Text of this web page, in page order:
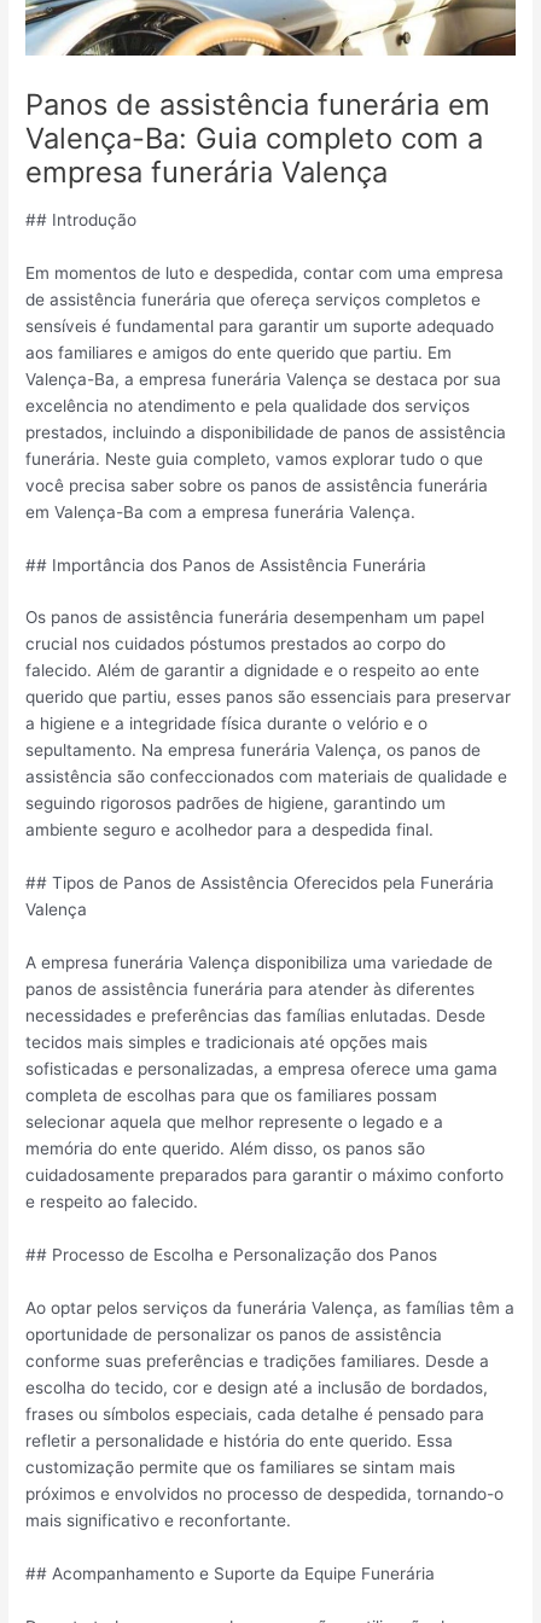
Panos de assistência funerária em
Valença-Ba: Guia completo com a
empresa funerária Valença
## Introdução
Em momentos de luto e despedida, contar com uma empresa
de assistência funerária que ofereça serviços completos e
sensíveis é fundamental para garantir um suporte adequado
aos familiares e amigos do ente querido que partiu. Em
Valença-Ba, a empresa funerária Valença se destaca por sua
excelência no atendimento e pela qualidade dos serviços
prestados, incluindo a disponibilidade de panos de assistência
funerária. Neste guia completo, vamos explorar tudo o que
você precisa saber sobre os panos de assistência funerária
em Valença-Ba com a empresa funerária Valença.
## Importância dos Panos de Assistência Funerária
Os panos de assistência funerária desempenham um papel
crucial nos cuidados póstumos prestados ao corpo do
falecido. Além de garantir a dignidade e o respeito ao ente
querido que partiu, esses panos são essenciais para preservar
a higiene e a integridade física durante o velório e o
sepultamento. Na empresa funerária Valença, os panos de
assistência são confeccionados com materiais de qualidade e
seguindo rigorosos padrões de higiene, garantindo um
ambiente seguro e acolhedor para a despedida final.
## Tipos de Panos de Assistência Oferecidos pela Funerária
Valença
A empresa funerária Valença disponibiliza uma variedade de
panos de assistência funerária para atender às diferentes
necessidades e preferências das famílias enlutadas. Desde
tecidos mais simples e tradicionais até opções mais
sofisticadas e personalizadas, a empresa oferece uma gama
completa de escolhas para que os familiares possam
selecionar aquela que melhor represente o legado e a
memória do ente querido. Além disso, os panos são
cuidadosamente preparados para garantir o máximo conforto
e respeito ao falecido.
## Processo de Escolha e Personalização dos Panos
Ao optar pelos serviços da funerária Valença, as famílias têm a
oportunidade de personalizar os panos de assistência
conforme suas preferências e tradições familiares. Desde a
escolha do tecido, cor e design até a inclusão de bordados,
frases ou símbolos especiais, cada detalhe é pensado para
refletir a personalidade e história do ente querido. Essa
customização permite que os familiares se sintam mais
próximos e envolvidos no processo de despedida, tornando-o
mais significativo e reconfortante.
## Acompanhamento e Suporte da Equipe Funerária